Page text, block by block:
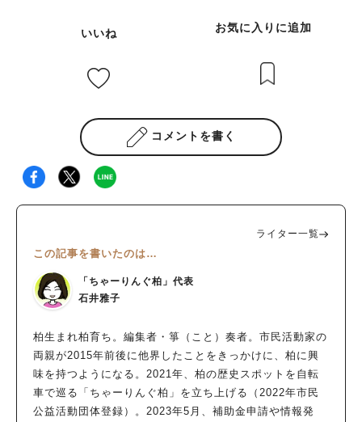
いいね お気に入りに追加
コメントを書く
ライター一覧
この記事を書いたのは…
「ちゃーりんぐ柏」代表
石井雅子
柏生まれ柏育ち。編集者・箏（こと）奏者。市民活動家の
両親が2015年前後に他界したことをきっかけに、柏に興
味を持つようになる。2021年、柏の歴史スポットを自転
車で巡る「ちゃーりんぐ柏」を立ち上げる（2022年市民
公益活動団体登録）。2023年5月、補助金申請や情報発